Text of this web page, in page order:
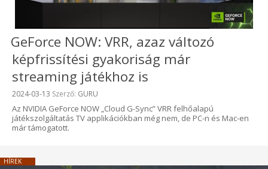
GeForce NOW: VRR, azaz változó
képfrissítési gyakoriság már
streaming játékhoz is
Beküldve:
2024-03-13 Szerző: GURU
Az NVIDIA GeForce NOW „Cloud G-Sync” VRR felhőalapú
játékszolgáltatás TV applikációkban még nem, de PC-n és Mac-en
már támogatott.
HÍREK